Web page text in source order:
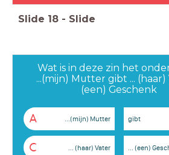
Slide 18 - Slide
Wat is in deze zin het
...(mijn) Mutter gibt ... (haar)
(een) Geschenk
A ...(mijn) Mutter gibt
C ... (haar) Vater ... (een)